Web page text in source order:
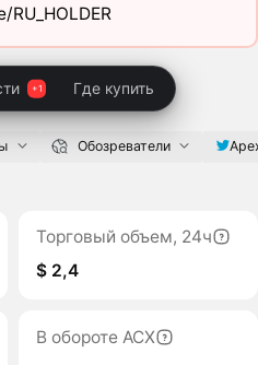
RU_HOLDER
Где купить
Обозреватели
Торговый объем, 24ч
$ 2,4
В обороте ACX